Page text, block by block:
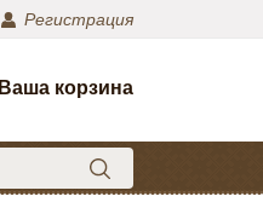
Регистрация
Ваша корзина